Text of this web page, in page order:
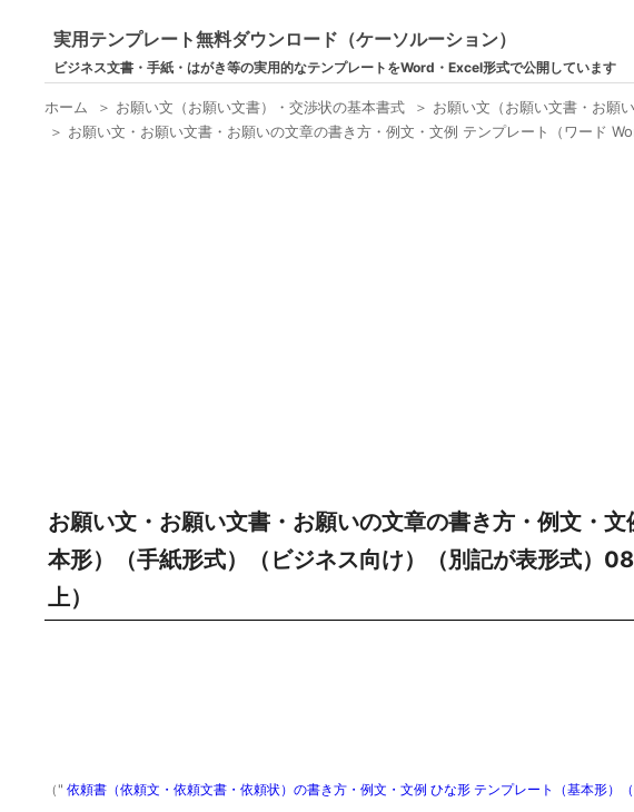
実用テンプレート無料ダウンロード（ケーソルーション）
ビジネス文書・手紙・はがき等の実用的なテンプレートをWord・Excel形式で公開しています
ホーム ＞ お願い文（お願い文書）・交渉状の基本書式 ＞ お願い文（お願い文書・お願
＞ お願い文・お願い文書・お願いの文章の書き方・例文・文例 テンプレート（ワード
お願い文・お願い文書・お願いの文章の書き方・例文・
本形）（手紙形式）（ビジネス向け）（別記が表形式）
上）
（" 依頼書（依頼文・依頼文書・依頼状）の書き方・例文・文例 ひな形 テンプレート（基本形